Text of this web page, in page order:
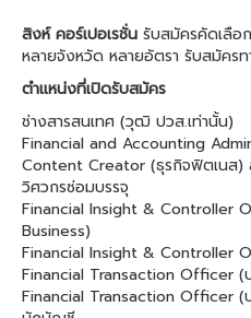
สิงห์ คอร์เปอเรชั่น รับสมัครคัดเลือ
หลายจังหวัด หลายอัตรา รับสมัครท
ตำแหน่งที่เปิดรับสมัคร
ช่างสารสนเทศ (วุฒิ ปวส.เท่านั้น)
Financial and Accounting
Content Creator (ธุรกิจฟิตเนส
วิศวกรซ่อมบรรจุ
Financial Insight & Controller
Business)
Financial Insight & Controller
Financial Transaction Officer (
Financial Transaction Officer (